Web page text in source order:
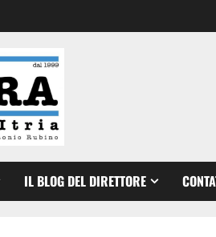
IL BLOG DEL DIRETTORE